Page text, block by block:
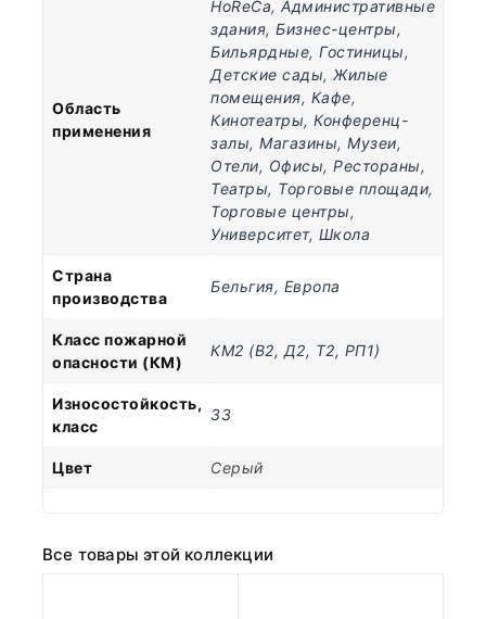
Область
применения
HoReCa, Административные
здания, Бизнес-центры,
Бильярдные, Гостиницы,
Детские сады, Жилые
помещения, Кафе,
Кинотеатры, Конференц-
залы, Магазины, Музеи,
Отели, Офисы, Рестораны,
Театры, Торговые площади,
Торговые центры,
Университет, Школа
Страна
производства
Бельгия, Европа
Класс пожарной
опасности (КМ)
КМ2 (В2, Д2, Т2, РП1)
Износостойкость,
класс
33
Цвет Серый
Все товары этой коллекции